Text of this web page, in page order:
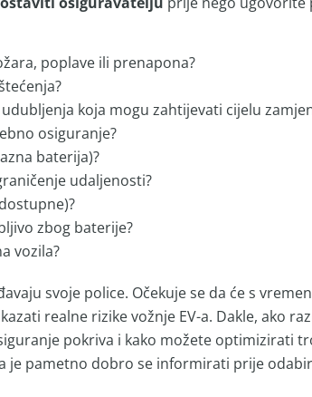
poplave ili prenapona?
koja mogu zahtijevati cijelu
osiguranje?
baterija)?
udaljenosti?
zbog baterije?
vozila?
svoje police. Očekuje se da će s
realne rizike vožnje EV-a. Dakle, ako
pokriva i kako možete optimizirati
pametno dobro se informirati prije